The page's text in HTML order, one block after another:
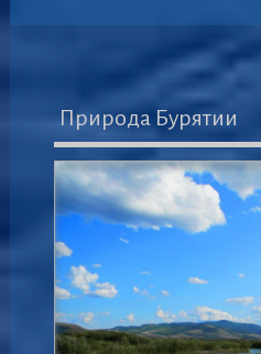
Природа Бурятии